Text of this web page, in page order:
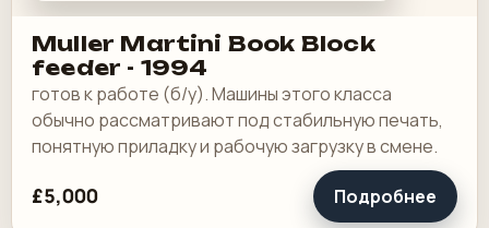
Muller Martini Book Block
feeder - 1994
готов к работе (б/у). Машины этого класса
обычно рассматривают под стабильную печать,
понятную приладку и рабочую загрузку в смене.
£5,000 Подробнее